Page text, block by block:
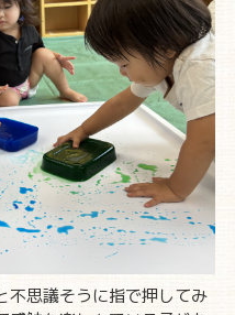
不思議そうに指で押してみ